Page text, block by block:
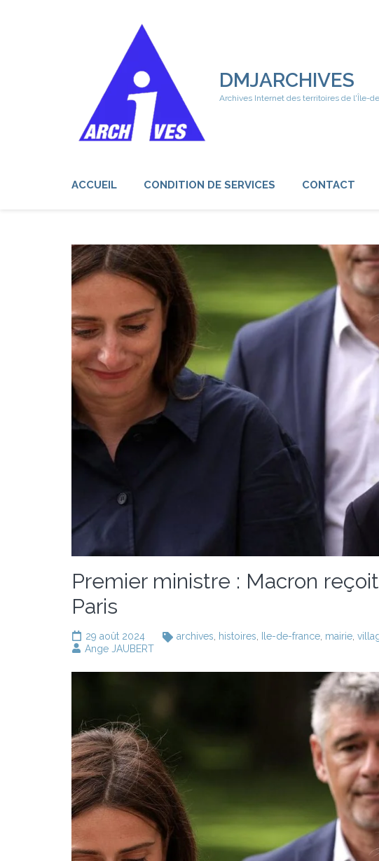
DMJARCHIVES
Archives Internet des territoires de l'Île-
ACCUEIL CONDITION DE SERVICES CONTACT
Premier ministre : Macron
Paris
29 août 2024 archives, histoires, Ile-de-france, mairie,
Ange JAUBERT